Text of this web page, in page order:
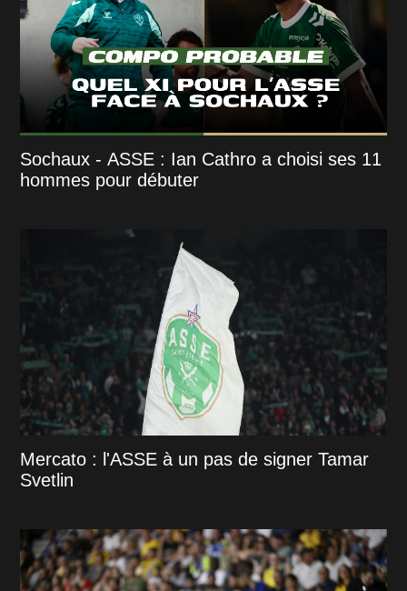
Sochaux - ASSE : Ian Cathro a choisi ses 11
hommes pour débuter
Mercato : l'ASSE à un pas de signer Tamar
Svetlin